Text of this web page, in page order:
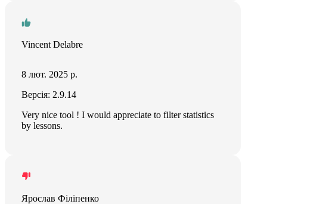
Vincent Delabre
8 лют. 2025 р.
Версія: 2.9.14
Very nice tool ! I would appreciate to filter statistics
by lessons.
Ярослав Філіпенко